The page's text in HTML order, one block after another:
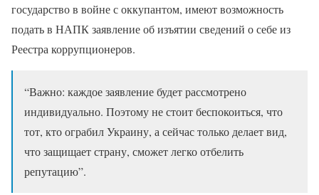
государство в войне с оккупантом, имеют возможность
подать в НАПК заявление об изъятии сведений о себе из
Реестра коррупционеров.
“Важно: каждое заявление будет рассмотрено
индивидуально. Поэтому не стоит беспокоиться, что
тот, кто ограбил Украину, а сейчас только делает вид,
что защищает страну, сможет легко отбелить
репутацию”.